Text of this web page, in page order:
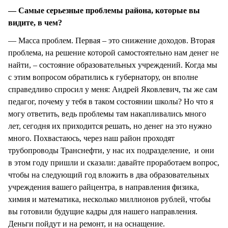
— Самые серьезные проблемы района, которые вы
видите, в чем?
— Масса проблем. Первая – это снижение доходов. Вторая
проблема, на решение которой самостоятельно нам денег не
найти, – состояние образовательных учреждений. Когда мы
с этим вопросом обратились к губернатору, он вполне
справедливо спросил у меня: Андрей Яковлевич, ты же сам
педагог, почему у тебя в таком состоянии школы? Но что я
могу ответить, ведь проблемы там накапливались много
лет, сегодня их приходится решать, но денег на это нужно
много. Похвастаюсь, через наш район проходят
трубопроводы Транснефти, у нас их подразделение, и они
в этом году пришли и сказали: давайте проработаем вопрос,
чтобы на следующий год вложить в два образовательных
учреждения вашего райцентра, в направления физика,
химия и математика, несколько миллионов рублей, чтобы
вы готовили будущие кадры для нашего направления.
Деньги пойдут и на ремонт, и на оснащение.